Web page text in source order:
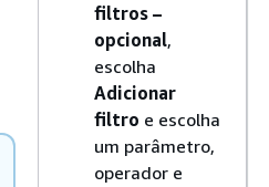
filtros –
opcional,
escolha
Adicionar
filtro e escolha
um parâmetro,
operador e